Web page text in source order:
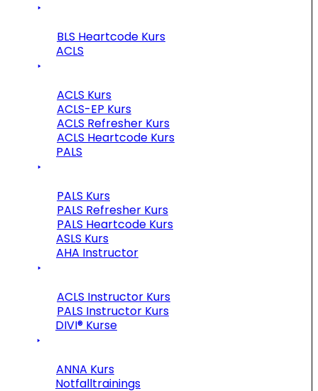
BLS Heartcode Kurs
ACLS
ACLS Kurs
ACLS-EP Kurs
ACLS Refresher Kurs
ACLS Heartcode Kurs
PALS
PALS Kurs
PALS Refresher Kurs
PALS Heartcode Kurs
ASLS Kurs
AHA Instructor
ACLS Instructor Kurs
PALS Instructor Kurs
DIVI® Kurse
ANNA Kurs
Notfalltrainings